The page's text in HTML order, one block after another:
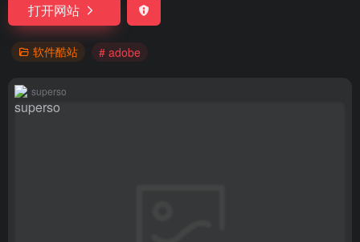
打开网站
软件酷站 # adobe
superso